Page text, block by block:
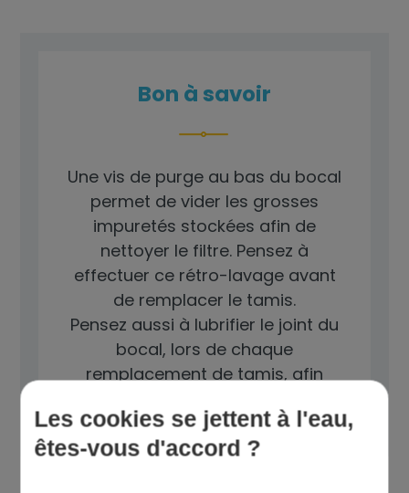
Bon à savoir
Une vis de purge au bas du bocal
permet de vider les grosses
impuretés stockées afin de
nettoyer le filtre. Pensez à
effectuer ce rétro-lavage avant
de remplacer le tamis.
Pensez aussi à lubrifier le joint du
bocal, lors de chaque
remplacement de tamis, afin
Les cookies se jettent à l'eau,
êtes-vous d'accord ?